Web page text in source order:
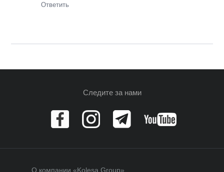
Ответить
Следите за нами
О компании «Kolesa Group»